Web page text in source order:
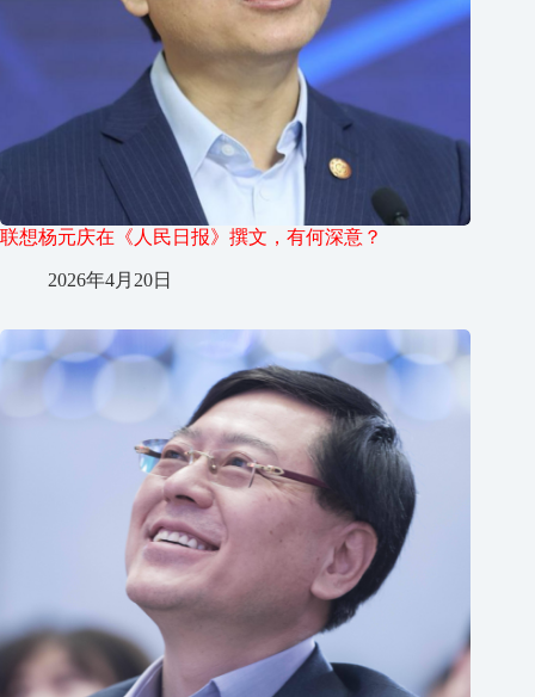
联想杨元庆在《人民日报》撰文，有何深意？
2026年4月20日